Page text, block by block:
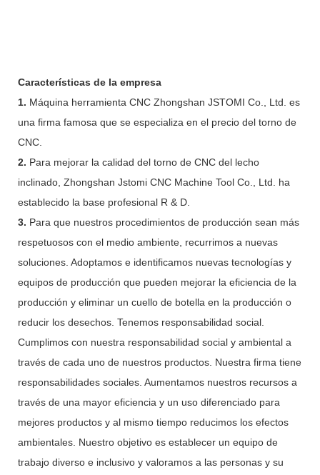
Características de la empresa
1. Máquina herramienta CNC Zhongshan JSTOMI Co., Ltd. es
una firma famosa que se especializa en el precio del torno de
CNC.
2. Para mejorar la calidad del torno de CNC del lecho
inclinado, Zhongshan Jstomi CNC Machine Tool Co., Ltd. ha
establecido la base profesional R & D.
3. Para que nuestros procedimientos de producción sean más
respetuosos con el medio ambiente, recurrimos a nuevas
soluciones. Adoptamos e identificamos nuevas tecnologías y
equipos de producción que pueden mejorar la eficiencia de la
producción y eliminar un cuello de botella en la producción o
reducir los desechos. Tenemos responsabilidad social.
Cumplimos con nuestra responsabilidad social y ambiental a
través de cada uno de nuestros productos. Nuestra firma tiene
responsabilidades sociales. Aumentamos nuestros recursos a
través de una mayor eficiencia y un uso diferenciado para
mejores productos y al mismo tiempo reducimos los efectos
ambientales. Nuestro objetivo es establecer un equipo de
trabajo diverso e inclusivo y valoramos a las personas y su